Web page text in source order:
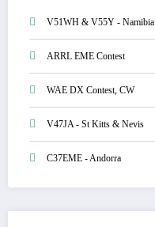
V51WH & V55Y - Namibia
ARRL EME Contest
WAE DX Contest, CW
V47JA - St Kitts & Nevis
C37EME - Andorra